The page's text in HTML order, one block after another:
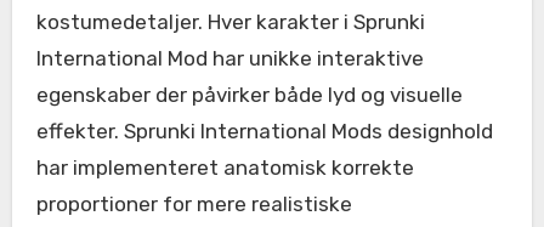
kostumedetaljer. Hver karakter i Sprunki
International Mod har unikke interaktive
egenskaber der påvirker både lyd og visuelle
effekter. Sprunki International Mods designhold
har implementeret anatomisk korrekte
proportioner for mere realistiske